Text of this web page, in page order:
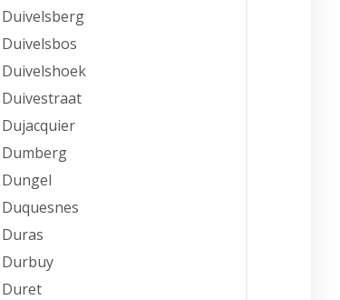
Duivelsberg
Duivelsbos
Duivelshoek
Duivestraat
Dujacquier
Dumberg
Dungel
Duquesnes
Duras
Durbuy
Duret